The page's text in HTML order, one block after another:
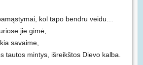
kol tapo bendru veidu…
jie gimė,
savaime,
tautos mintys, išreikštos Dievo kalba.